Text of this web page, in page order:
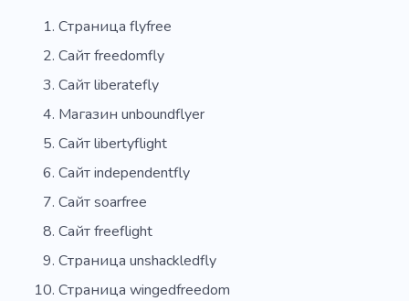
Страница flyfree
Сайт freedomfly
Сайт liberatefly
Магазин unboundflyer
Сайт libertyflight
Сайт independentfly
Сайт soarfree
Сайт freeflight
Страница unshackledfly
Страница wingedfreedom